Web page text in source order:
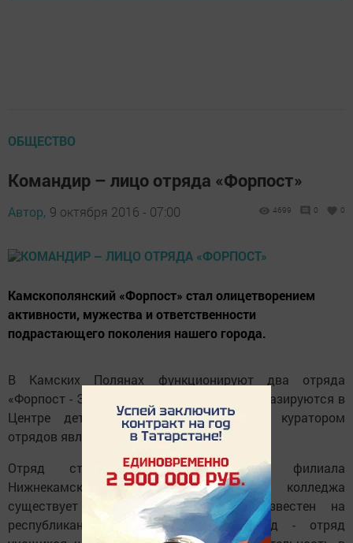
ОБЩЕСТВО
Командир – лицо отряда «Форпост»
Автор, 9 октября 2016 - 07:00 4699 0 0
Камскополянский «Форпост» стал олицетворением
активности, мужества и ответственности
подрастающего поколения нашего города.
В Камских Полянах функционируют два отряда
«Форпост - Эдельвейс». Оба объединения базируются в
Центре детского творчества «Радуга», куратором
отрядов является Надежда Мичурина.
Отряд студентов Камскополянского филиала
Нижнекамского сварочно-монтажного колледжа
существует уже не один год и известен на
республиканском уровне. Второй отряд - отряд